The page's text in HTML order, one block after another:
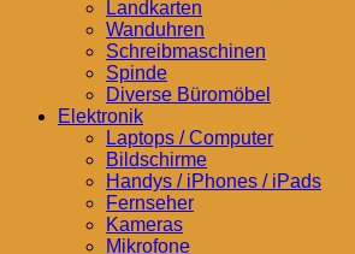
Landkarten
Wanduhren
Schreibmaschinen
Spinde
Diverse Büromöbel
Elektronik
Laptops / Computer
Bildschirme
Handys / iPhones / iPads
Fernseher
Kameras
Mikrofone